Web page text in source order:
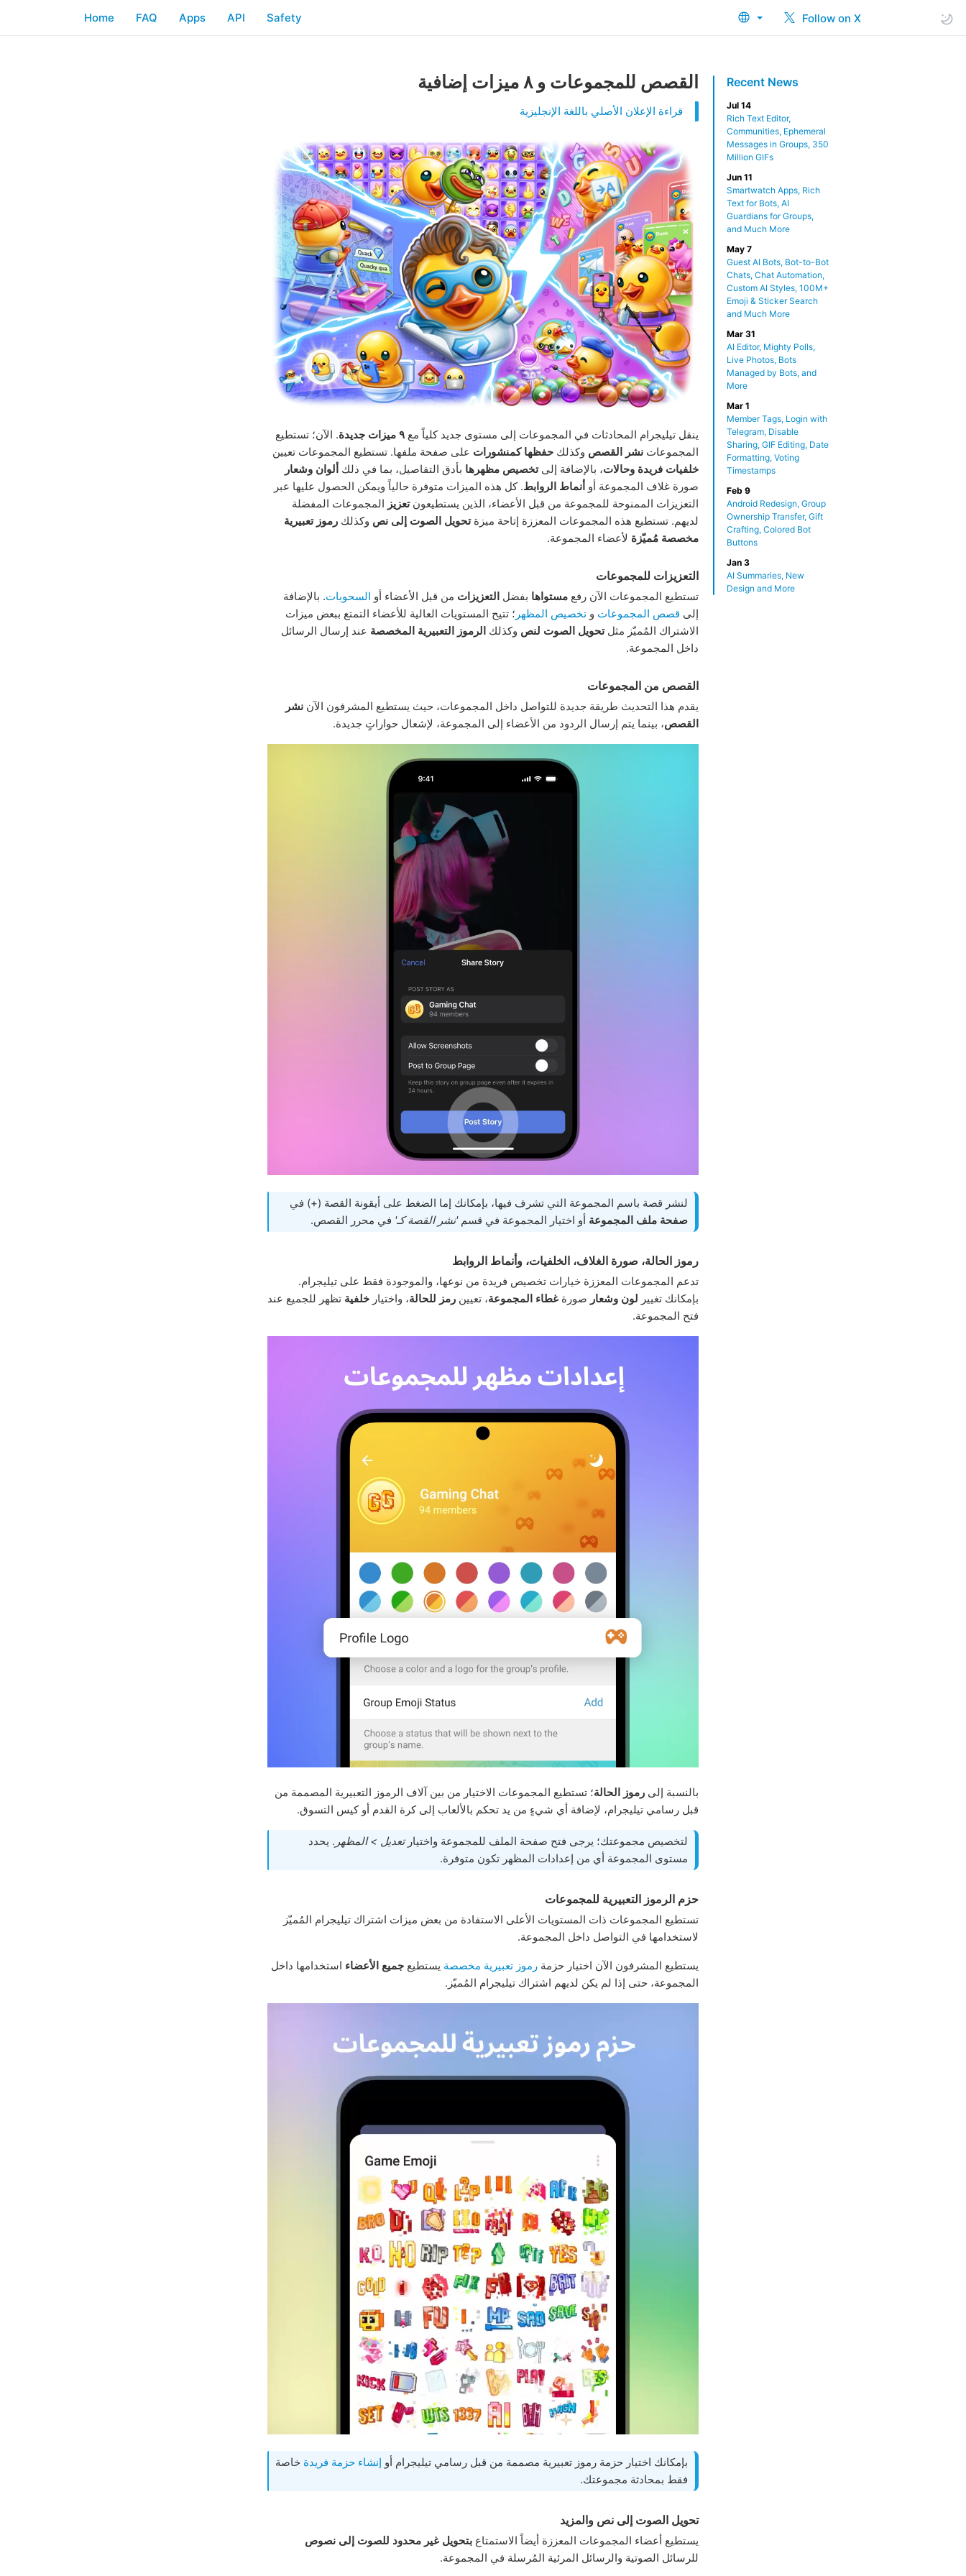
Follow on X
Home FAQ Apps API Safety
Recent News
Jul 14
Rich Text Editor,
Communities, Ephemeral
Messages in Groups, 350
Million GIFs
Jun 11
Smartwatch Apps, Rich
Text for Bots, AI
Guardians for Groups,
and Much More
May 7
Guest AI Bots, Bot-to-Bot
Chats, Chat Automation,
Custom AI Styles, 100M+
Emoji & Sticker Search
and Much More
Mar 31
AI Editor, Mighty Polls,
Live Photos, Bots
Managed by Bots, and
More
Mar 1
Member Tags, Login with
Telegram, Disable
Sharing, GIF Editing, Date
Formatting, Voting
Timestamps
Feb 9
Android Redesign, Group
Ownership Transfer, Gift
Crafting, Colored Bot
Buttons
Jan 3
AI Summaries, New
Design and More
القصص للمجموعات و ٨ ميزات إضافية
قراءة الإعلان الأصلي باللغة الإنجليزية
ينقل تيليجرام المحادثات في المجموعات إلى مستوى جديد كلياً مع ٩ ميزات جديدة
. الآن؛ تستطيع
المجموعات نشر القصص وكذلك حفظها كمنشورات على صفحة ملفها. تستطيع المجموعات تعيين
خلفيات فريدة وحالات، بالإضافة إلىتخصيص مظهرها بأدق التفاصيل، بما في ذلك ألوان وشعار
صورة غلاف المجموعة أو أنماط الروابط. كل هذه الميزات متوفرة حالياً ويمكن الحصول عليها عبر
التعزيزات الممنوحة للمجموعة من قبل الأعضاء، الذين يستطيعونتعزيز المجموعات المفضلة
لديهم. تستطيع هذه المجموعات المعززة إتاحة ميزةتحويل الصوت إلى نص وكذلك رموز تعبيرية
مخصصة مُميّزة لأعضاء المجموعة.
التعزيزات للمجموعات
تستطيع المجموعات الآن رفع مستواها بفضل التعزيزات من قبل الأعضاء أو السحوبات. بالإضافة
إلى قصص المجموعات و تخصيص المظهر ؛ تتيح المستويات العالية للأعضاء التمتع ببعض ميزات
الاشتراك المُميّز مثلتحويل الصوت لنص وكذلك الرموز التعبيرية المخصصة عند إرسال الرسائل
داخل المجموعة.
القصص من المجموعات
يقدم هذا التحديث طريقة جديدة للتواصل داخل المجموعات، حيث يستطيع المشرفون الآن نشر
القصص، بينما يتم إرسال الردود من الأعضاء إلى المجموعة، لإشعال حواراتٍ جديدة.
لنشر قصة باسم المجموعة التي تشرف فيها، بإمكانك إما الضغط على أيقونة القصة (+) في
صفحة ملف المجموعة أو اختيار المجموعة في قسم'نشر القصة كـ' في محرر القصص.
رموز الحالة، صورة الغلاف، الخلفيات، وأنماط الروابط
تدعم المجموعات المعززة خيارات تخصيص فريدة من نوعها، والموجودة فقط على تيليجرام.
بإمكانك تغيير لون وشعار صورة غطاء المجموعة، تعيين رمز للحالة، واختيار خلفية تظهر للجميع عند
فتح المجموعة.
بالنسبة إلى رموز الحالة؛ تستطيع المجموعات الاختيار من بين آلاف الرموز التعبيرية المصممة من
قبل رسامي تيليجرام، لإضافة أي شيءٍ من يد تحكم بالألعاب إلى كرة القدم أو كيس التسوق.
لتخصيص مجموعتك؛ يرجى فتح صفحة الملف للمجموعة واختيارتعديل > المظهر . يحدد
مستوى المجموعة أي من إعدادات المظهر تكون متوفرة.
حزم الرموز التعبيرية للمجموعات
تستطيع المجموعات ذات المستويات الأعلى الاستفادة من بعض ميزات اشتراك تيليجرام المُميّز
لاستخدامها في التواصل داخل المجموعة.
يستطيع المشرفون الآن اختيار حزمة رموز تعبيرية مخصصة يستطيع جميع الأعضاء استخدامها داخل
المجموعة، حتى إذا لم يكن لديهم اشتراك تيليجرام المُميّز.
بإمكانك اختيار حزمة رموز تعبيرية مصممة من قبل رسامي تيليجرام أو إنشاء حزمة فريدة خاصة
فقط بمحادثة مجموعتك.
تحويل الصوت إلى نص والمزيد
يستطيع أعضاء المجموعات المعززة أيضاً الاستمتاع بتحويل غير محدود للصوت إلى نصوص
للرسائل الصوتية والرسائل المرئية المُرسلة في المجموعة.